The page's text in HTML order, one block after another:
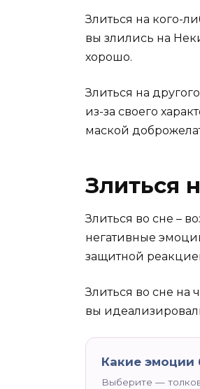
Злиться на кого-
вы злились на
хорошо.
Злиться на
из-за своего
маской
Злиться
Злиться во сне –
негативные
защитной
Злиться во сне на
вы
Какие эмоции
Выберите —